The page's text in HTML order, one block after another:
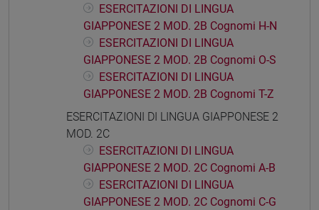
ESERCITAZIONI DI LINGUA
GIAPPONESE 2 MOD. 2B Cognomi H-N
ESERCITAZIONI DI LINGUA
GIAPPONESE 2 MOD. 2B Cognomi O-S
ESERCITAZIONI DI LINGUA
GIAPPONESE 2 MOD. 2B Cognomi T-Z
ESERCITAZIONI DI LINGUA GIAPPONESE 2
MOD. 2C
ESERCITAZIONI DI LINGUA
GIAPPONESE 2 MOD. 2C Cognomi A-B
ESERCITAZIONI DI LINGUA
GIAPPONESE 2 MOD. 2C Cognomi C-G